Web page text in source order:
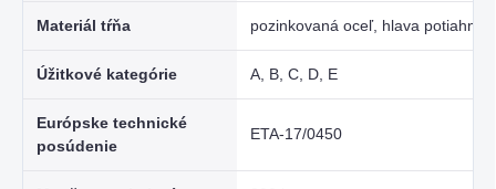
Materiál tŕňa pozinkovaná oceľ, hlava
Úžitkové kategórie A, B, C, D, E
Európske technické
posúdenie
ETA-17/0450